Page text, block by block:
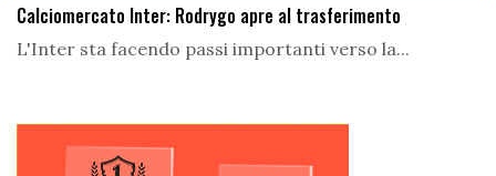
Calciomercato Inter: Rodrygo apre al trasferimento
L'Inter sta facendo passi importanti verso la...